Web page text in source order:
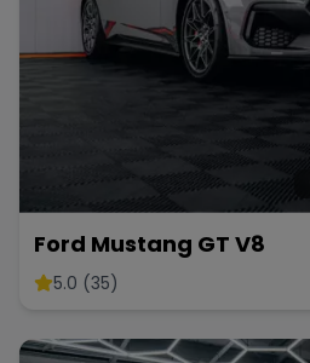
Tesla Chevrolet
Bugatti Lotus
Ford Mustang GT V8
5.0 (35)